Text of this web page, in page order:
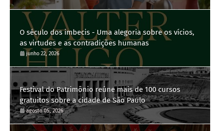
O século dos imbecis - Uma alegoria sobre os vícios,
as virtudes e as contradições humanas
junho 22, 2026
Festival do Patrimônio reúne mais de 100 cursos
gratuitos sobre a cidade de São Paulo
agosto 05, 2026